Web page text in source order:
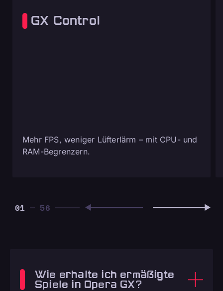
GX Control
Mehr FPS, weniger Lüfterlärm – mit CPU- und
RAM-Begrenzern.
01
Wie erhalte ich ermäßigte
Spiele in Opera GX?